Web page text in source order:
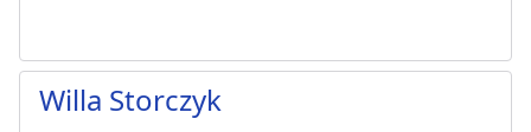
Willa Storczyk